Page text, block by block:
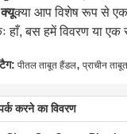
क्या आप विशेष रूप से
हाँ, बस हमें विवरण या
टैग: पीतल ताबूत हैंडल, प्राचीन
करने का विवरण